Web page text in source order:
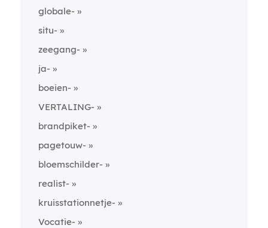
globale-
situ-
zeegang-
ja-
boeien-
VERTALING-
brandpiket-
pagetouw-
bloemschilder-
realist-
kruisstationnetje-
Vocatie-